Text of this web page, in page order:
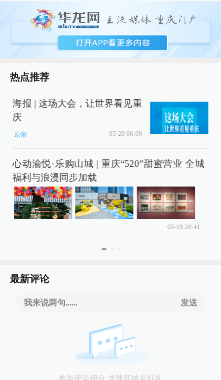
热点推荐
海报 | 这场大会，让世界看见重
庆
原创 05-20 06:00
心动渝悦·乐购山城 | 重庆“520”甜蜜营业 全城
福利与浪漫同步加载
05-19 20:41
最新评论
我来说两句...... 发送